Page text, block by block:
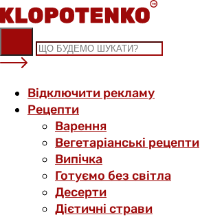
Skip
to
content
Відключити рекламу
Рецепти
Варення
Вегетаріанські рецепти
Випічка
Готуємо без світла
Десерти
Дієтичні страви